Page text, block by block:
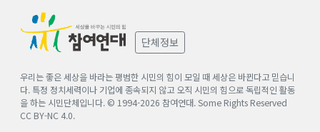
단체정보
우리는 좋은 세상을 바라는 평범한 시민의 힘이 모일 때 세상은 바뀐다고 믿습니
다. 특정 정치세력이나 기업에 종속되지 않고 오직 시민의 힘으로 독립적인 활동
을 하는 시민단체입니다. © 1994-2026 참여연대. Some Rights Reserved
CC BY-NC 4.0.